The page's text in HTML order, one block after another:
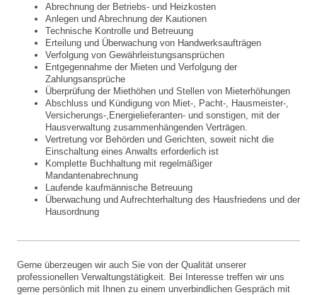
Abrechnung der Betriebs- und Heizkosten
Anlegen und Abrechnung der Kautionen
Technische Kontrolle und Betreuung
Erteilung und Überwachung von Handwerksaufträgen
Verfolgung von Gewährleistungsansprüchen
Entgegennahme der Mieten und Verfolgung der
Zahlungsansprüche
Überprüfung der Miethöhen und Stellen von Mieterhöhungen
Abschluss und Kündigung von Miet-, Pacht-, Hausmeister-,
Versicherungs-,Energielieferanten- und sonstigen, mit der
Hausverwaltung zusammenhängenden Verträgen.
Vertretung vor Behörden und Gerichten, soweit nicht die
Einschaltung eines Anwalts erforderlich ist
Komplette Buchhaltung mit regelmäßiger
Mandantenabrechnung
Laufende kaufmännische Betreuung
Überwachung und Aufrechterhaltung des Hausfriedens und der
Hausordnung
Gerne überzeugen wir auch Sie von der Qualität unserer
professionellen Verwaltungstätigkeit. Bei Interesse treffen wir uns
gerne persönlich mit Ihnen zu einem unverbindlichen Gespräch mit